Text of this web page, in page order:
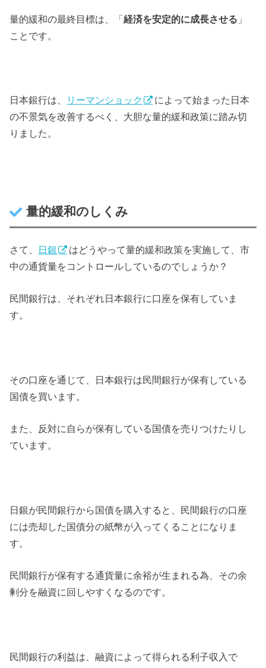
量的緩和の最終目標は、「経済を安定的に成長させる 」
ことです。
日本銀行は、 リーマンショック
によって始まった日本
の不景気を改善するべく、大胆な量的緩和政策に踏み切
りました。
量的緩和のしくみ
さて、 日銀
はどうやって量的緩和政策を実施して、市
中の通貨量をコントロールしているのでしょうか？
民間銀行は、それぞれ日本銀行に口座を保有していま
す。
その口座を通じて、日本銀行は民間銀行が保有している
国債を買います。
また、反対に自らが保有している国債を売りつけたりし
ています。
日銀が民間銀行から国債を購入すると、民間銀行の口座
には売却した国債分の紙幣が入ってくることになりま
す。
民間銀行が保有する通貨量に余裕が生まれる為、その余
剰分を融資に回しやすくなるのです。
民間銀行の利益は、融資によって得られる利子収入で